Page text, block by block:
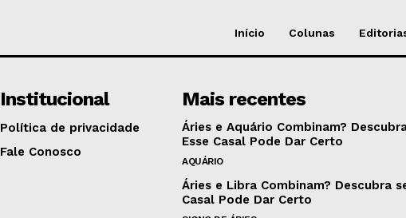
Início Colunas
Institucional
Política de privacidade
Fale Conosco
Mais recentes
Áries e Aquário Combinam?
Esse Casal Pode Dar Certo
AQUÁRIO
Áries e Libra Combinam? Descubra
Casal Pode Dar Certo